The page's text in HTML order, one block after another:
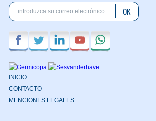
INF. Y SER. OK
INICIO
CONTACTO
MENCIONES LEGALES